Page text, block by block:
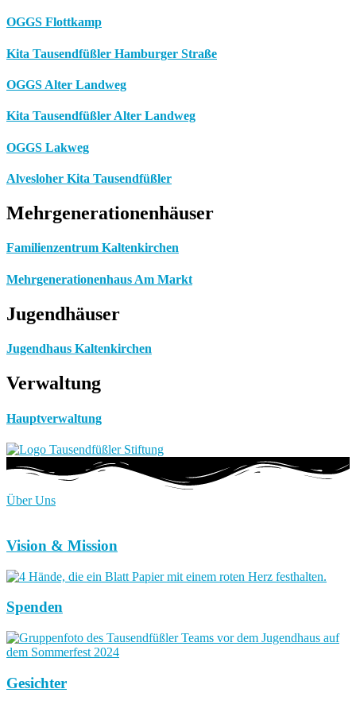
OGGS Flottkamp
Kita Tausendfüßler Hamburger Straße
OGGS Alter Landweg
Kita Tausendfüßler Alter Landweg
OGGS Lakweg
Alvesloher Kita Tausendfüßler
Mehrgenerationenhäuser
Familienzentrum Kaltenkirchen
Mehrgenerationenhaus Am Markt
Jugendhäuser
Jugendhaus Kaltenkirchen
Verwaltung
Hauptverwaltung
Über Uns
Vision & Mission
Spenden
Gesichter